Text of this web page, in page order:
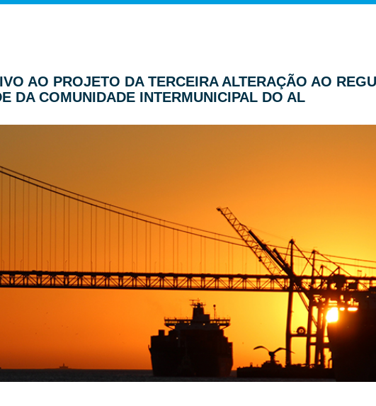
AO PROJETO DA TERCEIRA ALTERAÇÃO AO
DA COMUNIDADE INTERMUNICIPAL DO AL